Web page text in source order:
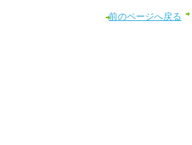
前のページへ戻る